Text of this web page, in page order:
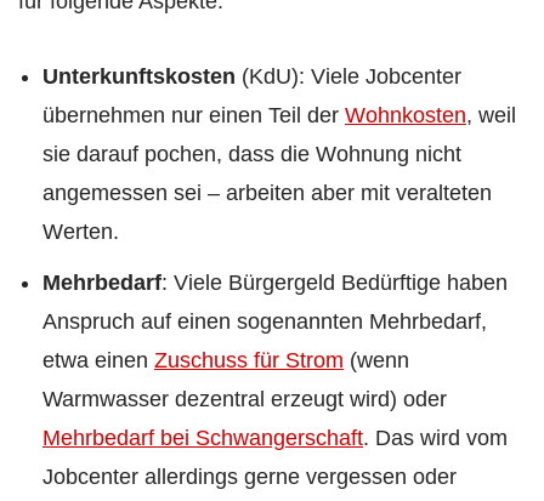
Unterkunftskosten (KdU): Viele Jobcenter
übernehmen nur einen Teil der Wohnkosten, weil
sie darauf pochen, dass die Wohnung nicht
angemessen sei – arbeiten aber mit veralteten
Werten.
Mehrbedarf: Viele Bürgergeld Bedürftige haben
Anspruch auf einen sogenannten Mehrbedarf,
etwa einen Zuschuss für Strom (wenn
Warmwasser dezentral erzeugt wird) oder
Mehrbedarf bei Schwangerschaft. Das wird vom
Jobcenter allerdings gerne vergessen oder